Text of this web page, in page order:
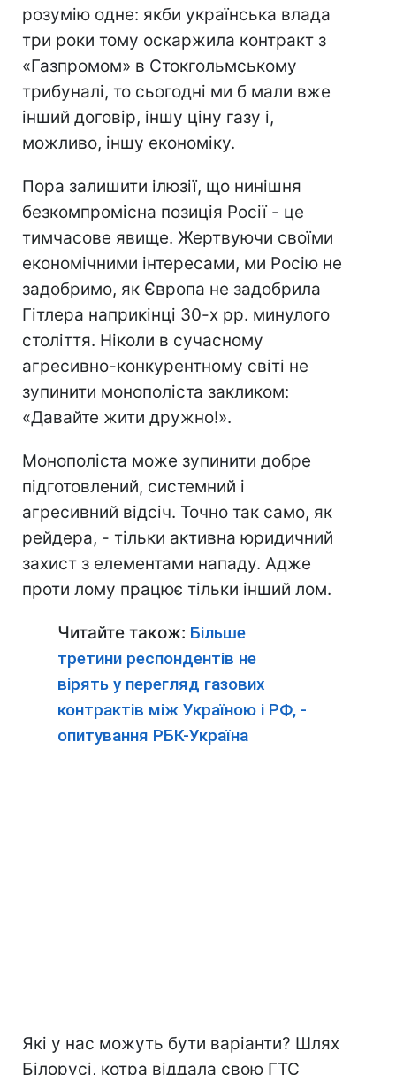
розумію одне: якби українська влада
три роки тому оскаржила контракт з
«Газпромом» в Стокгольмському
трибуналі, то сьогодні ми б мали вже
інший договір, іншу ціну газу і,
можливо, іншу економіку.
Пора залишити ілюзії, що нинішня
безкомпромісна позиція Росії - це
тимчасове явище. Жертвуючи своїми
економічними інтересами, ми Росію не
задобримо, як Європа не задобрила
Гітлера наприкінці 30-х рр. минулого
століття. Ніколи в сучасному
агресивно-конкурентному світі не
зупинити монополіста закликом:
«Давайте жити дружно!».
Монополіста може зупинити добре
підготовлений, системний і
агресивний відсіч. Точно так само, як
рейдера, - тільки активна юридичний
захист з елементами нападу. Адже
проти лому працює тільки інший лом.
Читайте також: Більше
третини респондентів не
вірять у перегляд газових
контрактів між Україною і РФ, -
опитування РБК-Україна
Які у нас можуть бути варіанти? Шлях
Білорусі, котра віддала свою ГТС